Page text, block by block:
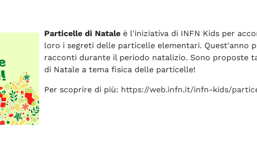
Particelle di Natale è l'iniziativa di INFN Kids per
loro i segreti delle particelle elementari. Quest'anno
racconti durante il periodo natalizio. Sono proposte
di Natale a tema fisica delle particelle!
Per scoprire di più: https://web.infn.it/infn-kids/